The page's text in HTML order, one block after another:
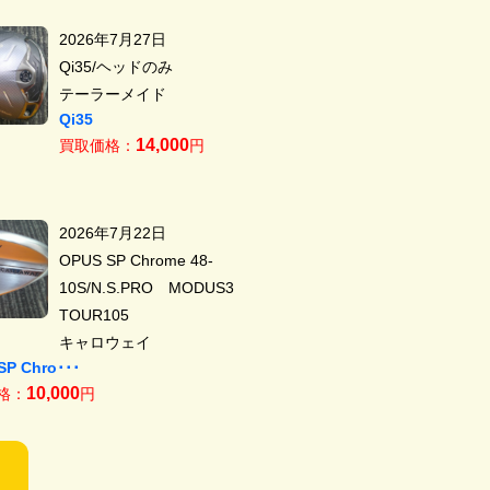
2026年7月27日
Qi35/ヘッドのみ
テーラーメイド
Qi35
買取価格： 14,000円
2026年7月22日
OPUS SP Chrome 48-
10S/N.S.PRO MODUS3
TOUR105
キャロウェイ
Chro･･･
： 10,000円